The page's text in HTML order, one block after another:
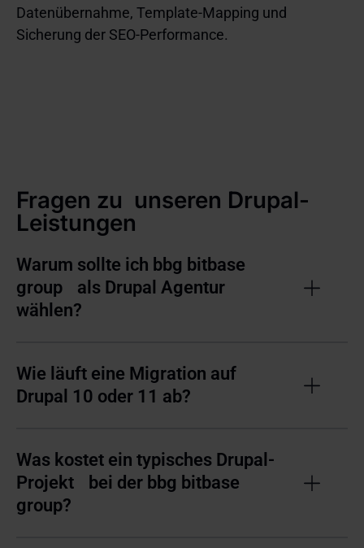
Datenübernahme, Template-Mapping und
Sicherung der SEO-Performance.
Fragen zu unseren Drupal-
Leistungen
Warum sollte ich bbg bitbase
group als Drupal Agentur
wählen?
Wie läuft eine Migration auf
Drupal 10 oder 11 ab?
Was kostet ein typisches Drupal-
Projekt bei der bbg bitbase
group?